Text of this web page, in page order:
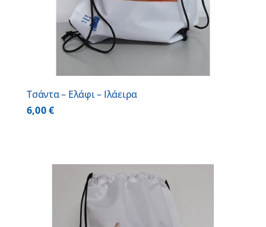
Τσάντα – Ελάφι – Ιλάειρα
6,00€